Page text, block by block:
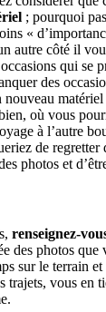
; pourquoi
«
autre côté il
qui se
des
où vous
à l’autre
de regretter
photos et
renseignez-
des photos que
sur le terrain et
trajets, vous en